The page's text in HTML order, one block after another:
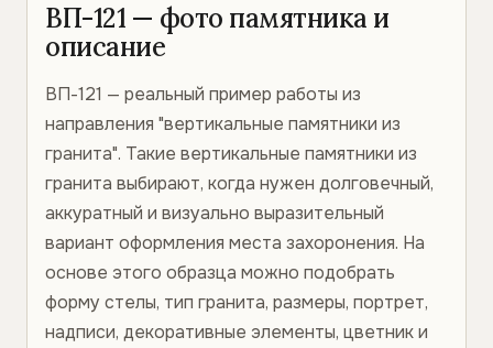
ВП-121 — фото памятника и
описание
ВП-121 — реальный пример работы из
направления "вертикальные памятники из
гранита". Такие вертикальные памятники из
гранита выбирают, когда нужен долговечный,
аккуратный и визуально выразительный
вариант оформления места захоронения. На
основе этого образца можно подобрать
форму стелы, тип гранита, размеры, портрет,
надписи, декоративные элементы, цветник и